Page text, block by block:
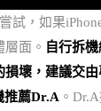
試，如果
面。 自行拆
損壞，建議交
推薦Dr.A 。